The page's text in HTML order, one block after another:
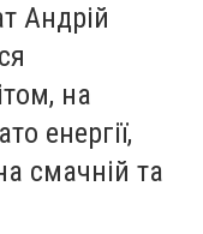
Андрій
на
енергії,
смачній та